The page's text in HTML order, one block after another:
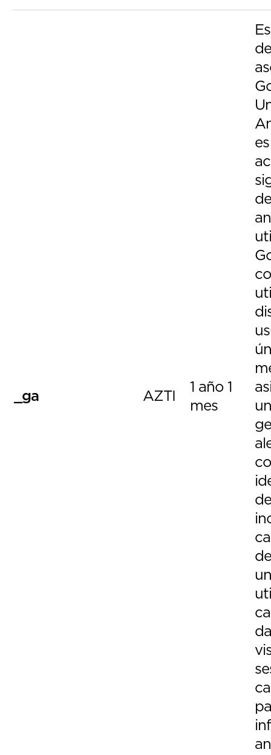
_ga AZTI
1 año 1
mes